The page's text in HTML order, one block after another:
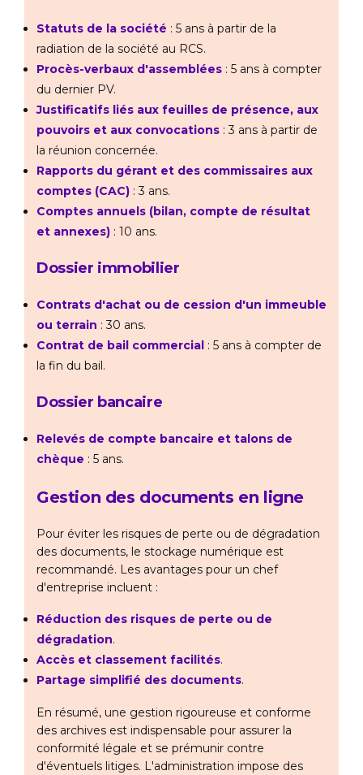
Statuts de la société : 5 ans à partir de la
radiation de la société au RCS.
Procès-verbaux d'assemblées : 5 ans à compter
du dernier PV.
Justificatifs liés aux feuilles de présence, aux
pouvoirs et aux convocations : 3 ans à partir de
la réunion concernée.
Rapports du gérant et des commissaires aux
comptes (CAC) : 3 ans.
Comptes annuels (bilan, compte de résultat
et annexes) : 10 ans.
Dossier immobilier
Contrats d'achat ou de cession d'un immeuble
ou terrain : 30 ans.
Contrat de bail commercial : 5 ans à compter de
la fin du bail.
Dossier bancaire
Relevés de compte bancaire et talons de
chèque : 5 ans.
Gestion des documents en ligne
Pour éviter les risques de perte ou de dégradation
des documents, le stockage numérique est
recommandé. Les avantages pour un chef
d'entreprise incluent :
Réduction des risques de perte ou de
dégradation.
Accès et classement facilités.
Partage simplifié des documents.
En résumé, une gestion rigoureuse et conforme
des archives est indispensable pour assurer la
conformité légale et se prémunir contre
d'éventuels litiges. L'administration impose des